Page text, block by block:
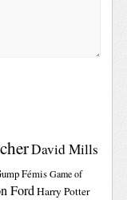
David Mills
Fémis Game of
FordHarry Potter